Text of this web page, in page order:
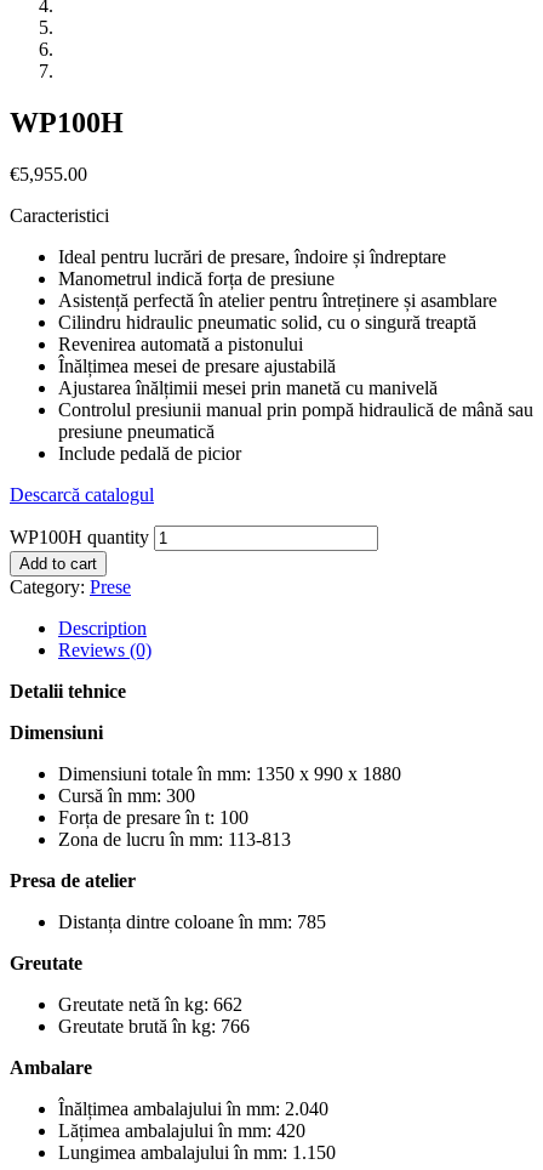
WP100H
€5,955.00
Caracteristici
Ideal pentru lucrări de presare, îndoire și îndreptare
Manometrul indică forța de presiune
Asistență perfectă în atelier pentru întreținere și asamblare
Cilindru hidraulic pneumatic solid, cu o singură treaptă
Revenirea automată a pistonului
Înălțimea mesei de presare ajustabilă
Ajustarea înălțimii mesei prin manetă cu manivelă
Controlul presiunii manual prin pompă hidraulică de mână sau
presiune pneumatică
Include pedală de picior
Descarcă catalogul
WP100H quantity
Add to cart
Category: Prese
Description
Reviews (0)
Detalii tehnice
Dimensiuni
Dimensiuni totale în mm: 1350 x 990 x 1880
Cursă în mm: 300
Forța de presare în t: 100
Zona de lucru în mm: 113-813
Presa de atelier
Distanța dintre coloane în mm: 785
Greutate
Greutate netă în kg: 662
Greutate brută în kg: 766
Ambalare
Înălțimea ambalajului în mm: 2.040
Lățimea ambalajului în mm: 420
Lungimea ambalajului în mm: 1.150